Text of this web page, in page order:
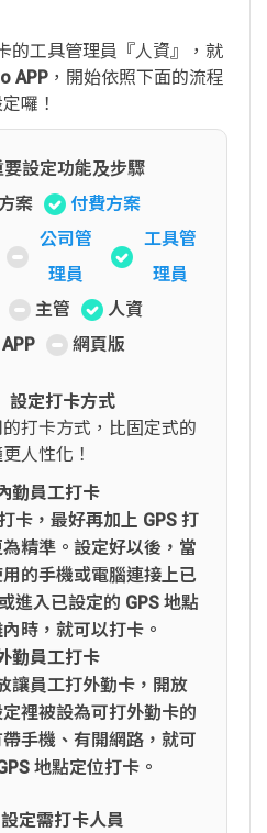
的工具管理員『人資』，就
APP，開始依照下面的流程
囉！
設定功能及步驟
案
付費方案
公司管
理員
工具管
理員
主管
人資
網頁版
設定打卡方式
打卡方式，比固定式的
人性化！
勤員工打卡
卡，最好再加上 GPS 打
精準。設定好以後，當
的手機或電腦連接上已
進入已設定的 GPS 地點
時，就可以打卡。
勤員工打卡
讓員工打外勤卡，開放
裡被設為可打外勤卡的
手機、有開網路，就可
地點定位打卡。
定需打卡人員